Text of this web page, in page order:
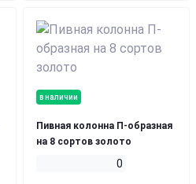
в наличии
Пивная колонна П-образная
на 8 сортов золото
0